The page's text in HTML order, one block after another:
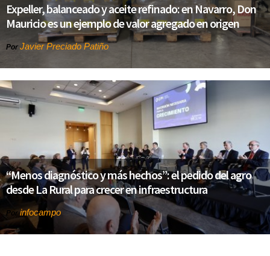
Expeller, balanceado y aceite refinado: en Navarro, Don
Mauricio es un ejemplo de valor agregado en origen
Por Javier Preciado Patiño
“Menos diagnóstico y más hechos”: el pedido del agro
desde La Rural para crecer en infraestructura
Por infocampo